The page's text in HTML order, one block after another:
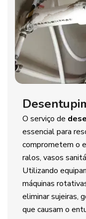
O serviço de
essencial para
comprometem o
ralos, vasos
Utilizando
máquinas
eliminar sujeiras,
que causam o